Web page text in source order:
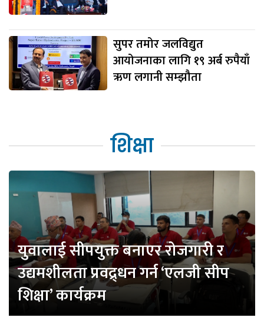
सुपर तमोर जलविद्युत
आयोजनाका लागि १९ अर्ब रुपैयाँ
ऋण लगानी सम्झौता
शिक्षा
युवालाई सीपयुक्त बनाएर रोजगारी र
उद्यमशीलता प्रवद्र्धन गर्न ‘एलजी सीप
शिक्षा’ कार्यक्रम